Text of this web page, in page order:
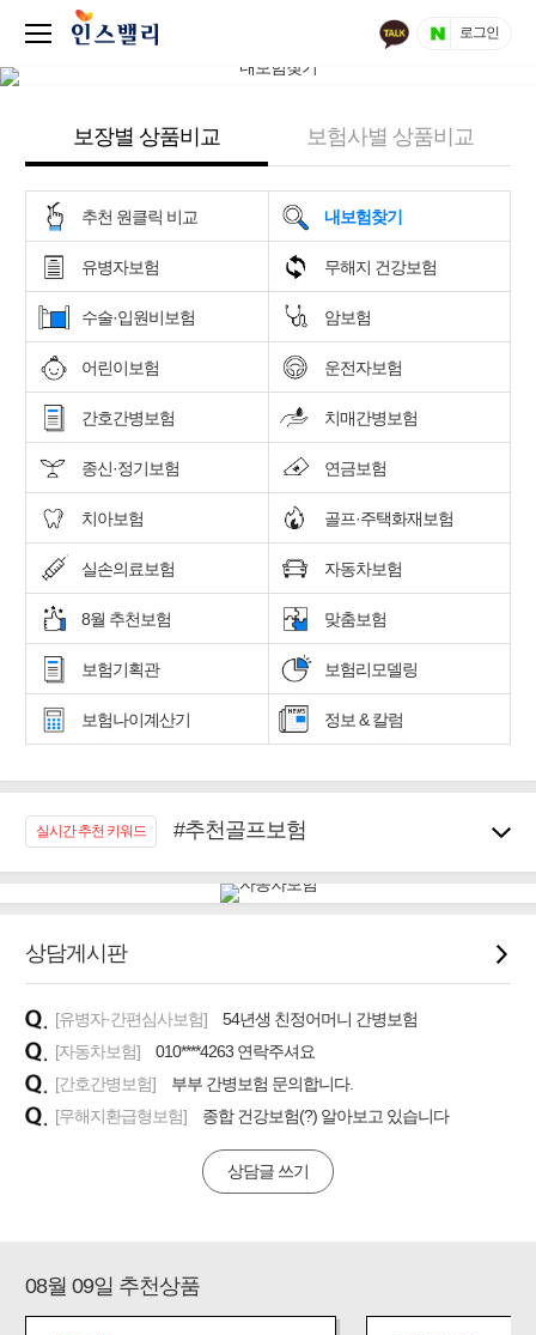
로그인
보장별 상품비교 보험사별 상품비교
추천 원클릭 비교 내보험찾기
유병자보험 무해지 건강보험
수술·입원비보험 암보험
어린이보험 운전자보험
간호간병보험 치매간병보험
종신·정기보험 연금보험
치아보험 골프·주택화재보험
실손의료보험 자동차보험
8월 추천보험 맞춤보험
보험기획관 보험리모델링
보험나이계산기 정보 & 칼럼
실시간 추천 키워드
#추천골프보험
#노후대비 연금재테크!
#교통사고대비 운전자보험
#무해지 건강보험
#바뀌기전에 4세대 가입
상담게시판
[유병자·간편심사보험]
54년생 친정어머니 간병보험
[자동차보험]
010****4263 연락주셔요
[간호간병보험]
부부 간병보험 문의합니다.
[무해지환급형보험]
종합 건강보험(?) 알아보고 있습니다
상담글 쓰기
08월 09일 추천상품